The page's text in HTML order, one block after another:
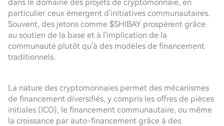
dans le domaine des projets de cryptomonnaie, en
particulier ceux émergent d'initiatives communautaires.
Souvent, des jetons comme $SHIBAY prospèrent grâce
au soutien de la base et à l'implication de la
communauté plutôt qu'à des modèles de financement
traditionnels.
La nature des cryptomonnaies permet des mécanismes
de financement diversifiés, y compris les offres de pièces
initiales (ICO), le financement communautaire, ou même
la croissance par auto-financement grâce à des